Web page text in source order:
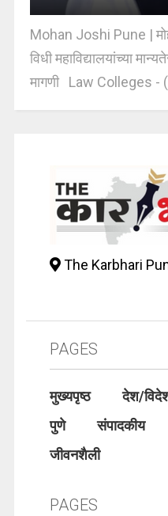
Mohan Joshi Pune |
विधी महाविद्यालयांच्या
मागणी Law Colleges -
The Karbhari
PAGES
मुख्यपृष्ठ देश/
पुणे
संपादकीय
जीवनशैली
PAGES